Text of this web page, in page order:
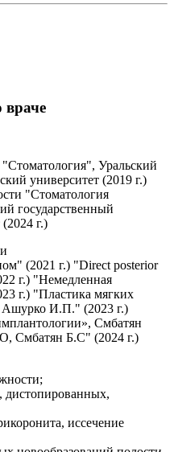
Уральский
университет (2019 г.)
"Стоматология
государственный
г.)
(2021 г.) "Direct posterior
г.) "Немедленная
г.) "Пластика мягких
Ашурко И.П." (2023 г.)
Смбатян
Смбатян Б.С" (2024 г.)
дистопированных,
иссечение